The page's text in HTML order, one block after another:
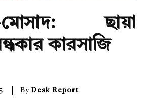
ছায়া
কারসাজি
By Desk Report